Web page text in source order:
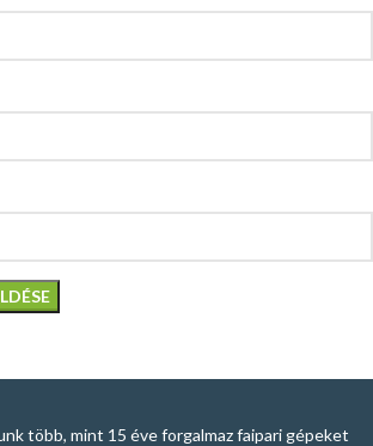
több, mint 15 éve forgalmaz faipari gépeket